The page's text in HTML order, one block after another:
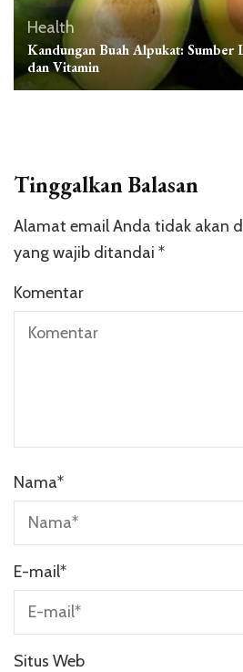
Health
Kandungan Buah Alpukat: Sumber
dan Vitamin
Tinggalkan Balasan
Alamat email Anda tidak akan
yang wajib ditandai *
Komentar
Nama*
E-mail*
Situs Web